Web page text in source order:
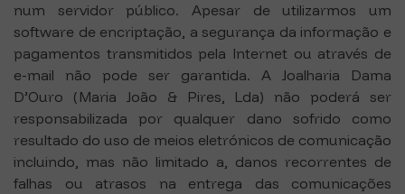
num servidor público. Apesar de utilizarmos um
software de encriptação, a segurança da informação e
pagamentos transmitidos pela Internet ou através de
e-mail não pode ser garantida. A Joalharia Dama
D’Ouro (Maria João & Pires, Lda) não poderá ser
responsabilizada por qualquer dano sofrido como
resultado do uso de meios eletrónicos de comunicação
incluindo, mas não limitado a, danos recorrentes de
falhas ou atrasos na entrega das comunicações